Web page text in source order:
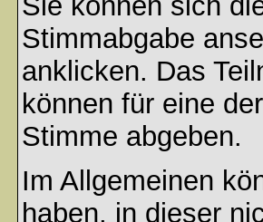
Stimmabgabe
anklicken. Das
können für eine
Stimme abgeben.
Im Allgemeinen
haben, in dieser